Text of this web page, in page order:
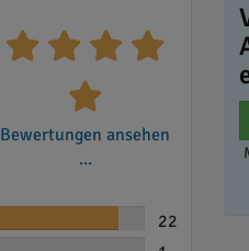
Bewertungen ansehen
...
22